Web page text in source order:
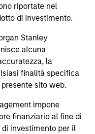
riportate nel
di investimento.
Stanley
alcuna
la
finalità specifica
sito web.
impone
finanziario al fine di
di investimento per il
Processing
Debt Team